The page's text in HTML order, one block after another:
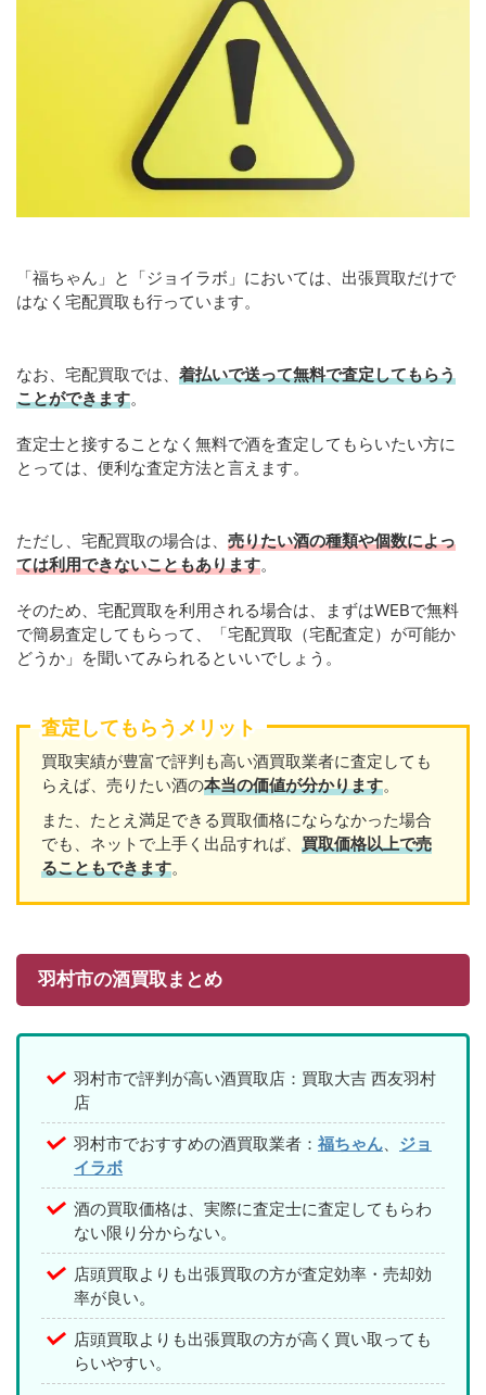
「福ちゃん」と「ジョイラボ」においては、出張買取だけで
はなく宅配買取も行っています。
なお、宅配買取では、 着払いで送って無料で査定してもらう
ことができます。
査定士と接することなく無料で酒を査定してもらいたい方に
とっては、便利な査定方法と言えます。
ただし、宅配買取の場合は、 売りたい酒の種類や個数によっ
ては利用できないこともあります。
そのため、宅配買取を利用される場合は、まずはWEBで無料
で簡易査定してもらって、「宅配買取（宅配査定）が可能か
どうか」を聞いてみられるといいでしょう。
査定してもらうメリット
買取実績が豊富で評判も高い酒買取業者に査定しても
らえば、売りたい酒の本当の価値が分かります。
また、たとえ満足できる買取価格にならなかった場合
でも、ネットで上手く出品すれば、 買取価格以上で売
ることもできます。
羽村市の酒買取まとめ
羽村市で評判が高い酒買取店：買取大吉 西友羽村
店
羽村市でおすすめの酒買取業者： 福ちゃん
ジョ
イラボ
酒の買取価格は、実際に査定士に査定してもらわ
ない限り分からない。
店頭買取よりも出張買取の方が査定効率・売却効
率が良い。
店頭買取よりも出張買取の方が高く買い取っても
らいやすい。